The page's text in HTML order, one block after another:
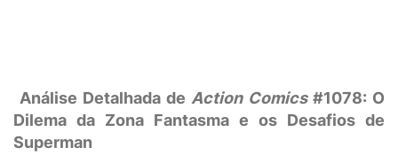
Análise Detalhada de Action Comics#1078: O
Dilema da Zona Fantasma e os Desafios de
Superman